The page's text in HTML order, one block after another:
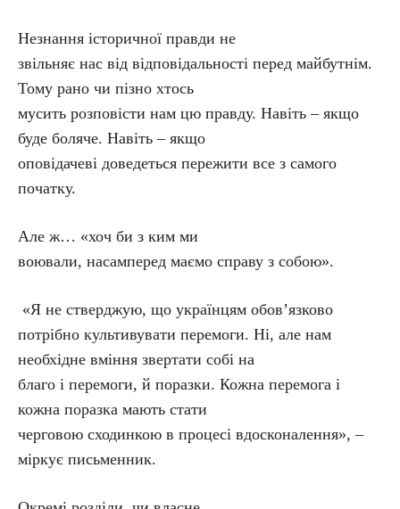
Незнання історичної правди не
звільняє нас від відповідальності перед майбутнім.
Тому рано чи пізно хтось
мусить розповісти нам цю правду. Навіть – якщо
буде боляче. Навіть – якщо
оповідачеві доведеться пережити все з самого
початку.
Але ж… «хоч би з ким ми
воювали, насамперед маємо справу з собою».
«Я не стверджую, що українцям обов’язково
потрібно культивувати перемоги. Ні, але нам
необхідне вміння звертати собі на
благо і перемоги, й поразки. Кожна перемога і
кожна поразка мають стати
черговою сходинкою в процесі вдосконалення», –
міркує письменник.